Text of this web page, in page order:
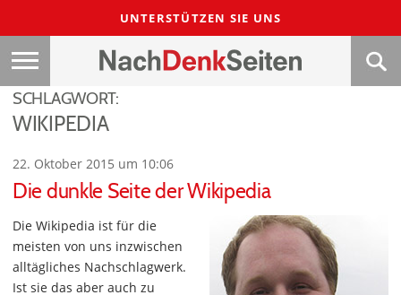
UNTERSTÜTZEN SIE UNS
SCHLAGWORT:
WIKIPEDIA
22. Oktober 2015 um 10:06
Die dunkle Seite der Wikipedia
Die Wikipedia ist für die
meisten von uns inzwischen
alltägliches Nachschlagwerk.
Ist sie das aber auch zu